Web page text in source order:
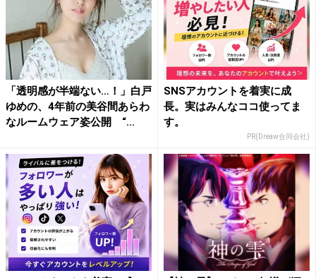
「透明感が半端ない…！」白戸
ゆめの、4年前の美谷間あらわ
なルームウェア姿公開 “...
SNSアカウントを着実に成
長。実はみんなココ使ってま
す。
PR(Dreaw合同会社)